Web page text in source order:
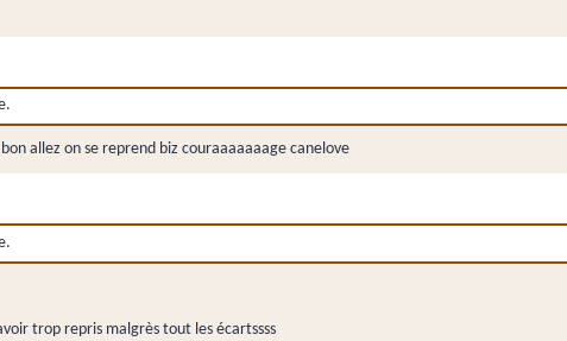
allez on se reprend biz couraaaaaaage canelove
trop repris malgrès tout les écartssss